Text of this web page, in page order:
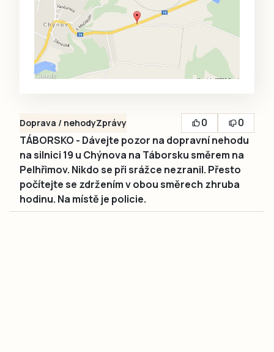
Doprava / nehodyZprávy 0
0
TÁBORSKO - Dávejte pozor na dopravní nehodu
na silnici 19 u Chýnova na Táborsku směrem na
Pelhřimov. Nikdo se při srážce nezranil. Přesto
počítejte se zdržením v obou směrech zhruba
hodinu. Na místě je policie.